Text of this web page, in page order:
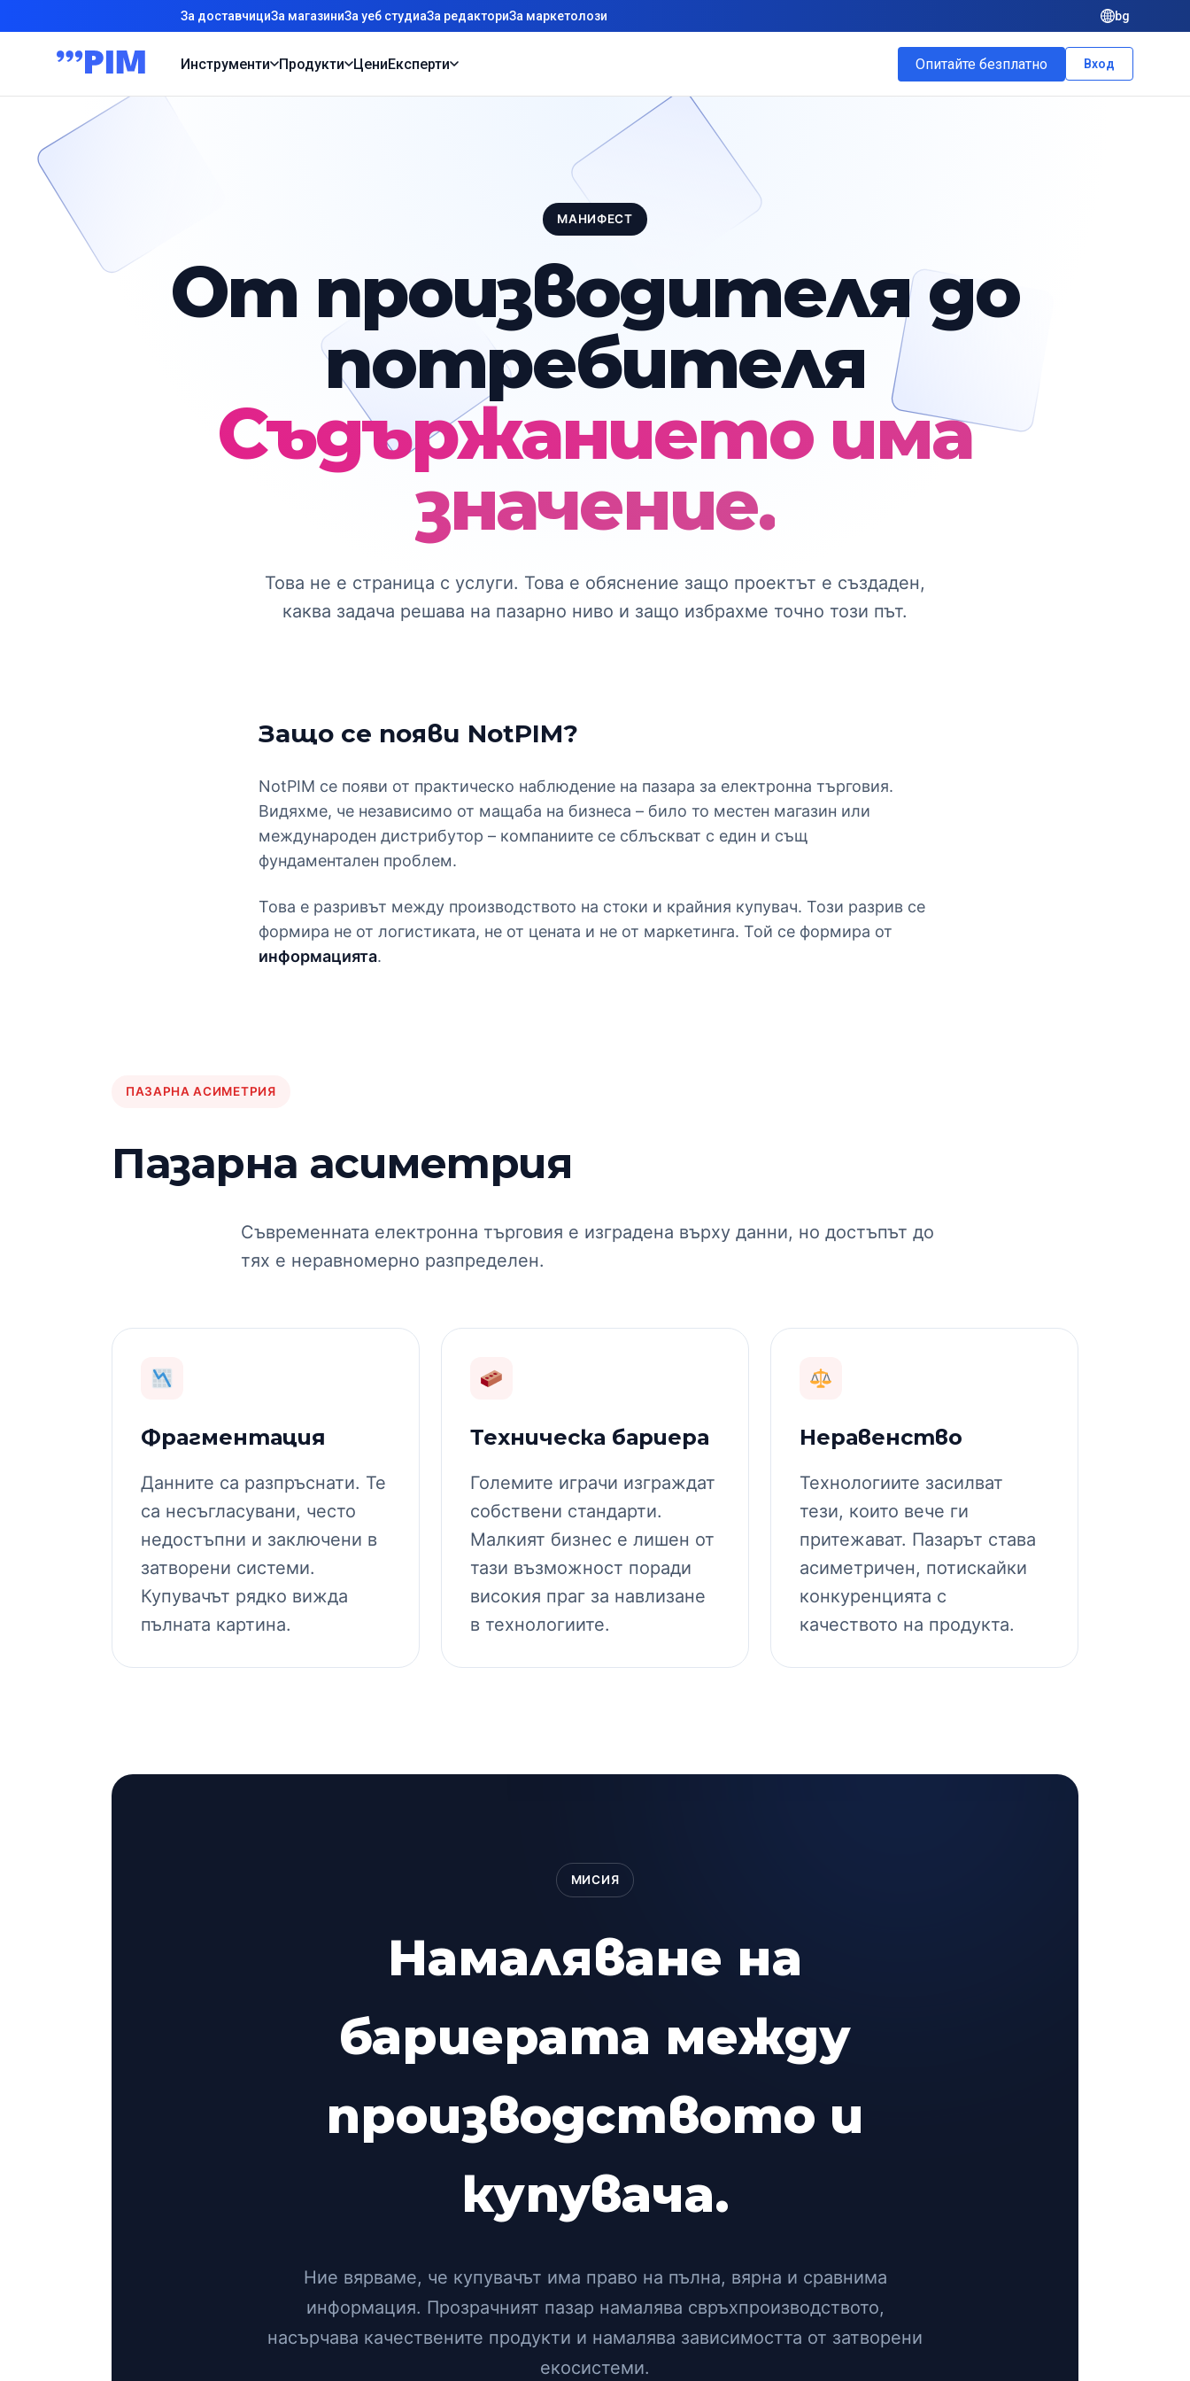
За доставчициЗа магазиниЗа уеб студиаЗа редакториЗа маркетолози bg
Инструменти Продукти ЦениЕксперти Опитайте безплатно Вход
МАНИФЕСТ
От производителя до
потребителя
Съдържанието има
значение.
Това не е страница с услуги. Това е обяснение защо проектът е създаден,
каква задача решава на пазарно ниво и защо избрахме точно този път.
Защо се появи NotPIM?
NotPIM се появи от практическо наблюдение на пазара за електронна търговия.
Видяхме, че независимо от мащаба на бизнеса – било то местен магазин или
международен дистрибутор – компаниите се сблъскват с един и същ
фундаментален проблем.
Това е разривът между производството на стоки и крайния купувач. Този разрив се
формира не от логистиката, не от цената и не от маркетинга. Той се формира от
информацията.
ПАЗАРНА АСИМЕТРИЯ
Пазарна асиметрия
Съвременната електронна търговия е изградена върху данни, но достъпът до
тях е неравномерно разпределен.
Фрагментация
Данните са разпръснати. Те
са несъгласувани, често
недостъпни и заключени в
затворени системи.
Купувачът рядко вижда
пълната картина.
Техническа бариера
Големите играчи изграждат
собствени стандарти.
Малкият бизнес е лишен от
тази възможност поради
високия праг за навлизане
в технологиите.
Неравенство
Технологиите засилват
тези, които вече ги
притежават. Пазарът става
асиметричен, потискайки
конкуренцията с
качеството на продукта.
МИСИЯ
Намаляване на
бариерата между
производството и
купувача.
Ние вярваме, че купувачът има право на пълна, вярна и сравнима
информация. Прозрачният пазар намалява свръхпроизводството,
насърчава качествените продукти и намалява зависимостта от затворени
екосистеми.